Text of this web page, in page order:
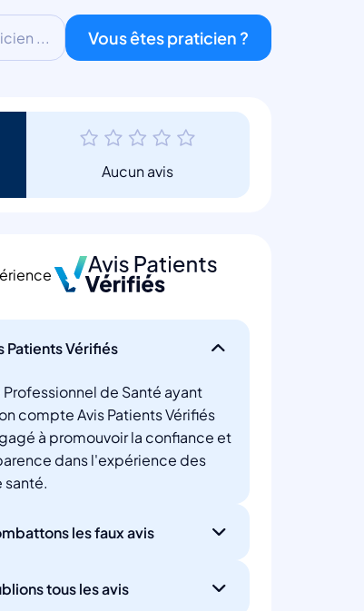
... Vous êtes praticien ?
Aucun avis
Patients Vérifiés
de Santé ayant
compte Avis Patients Vérifiés
à promouvoir la confiance et
dans l'expérience des
santé.
les faux avis
tous les avis